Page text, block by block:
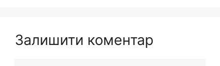
Залишити коментар